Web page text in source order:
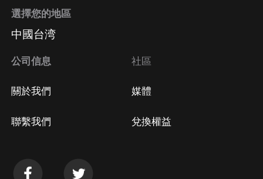
選擇您的地區
中國台湾
公司信息
關於我們
聯繫我們
社區
媒體
兌換權益